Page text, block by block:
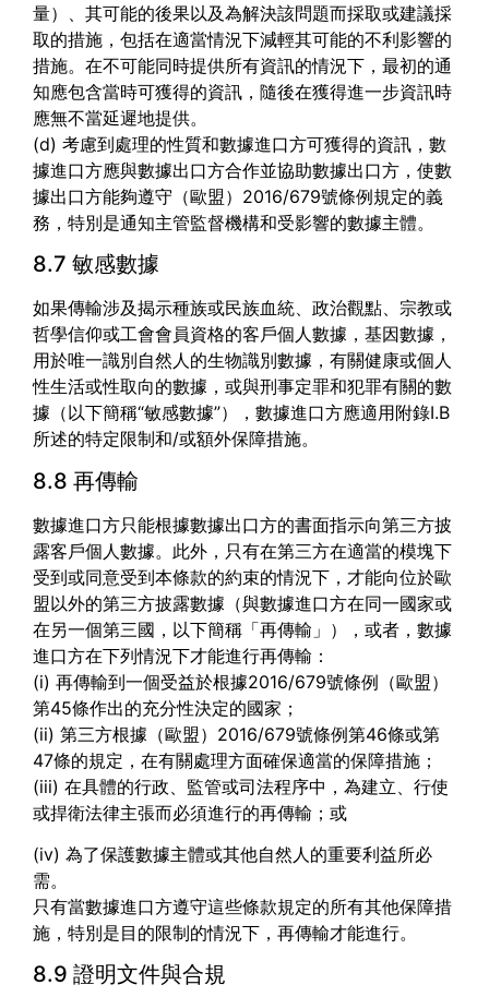
量）、其可能的後果以及為解決該問題而採取或建議採
取的措施，包括在適當情況下減輕其可能的不利影響的
措施。在不可能同時提供所有資訊的情況下，最初的通
知應包含當時可獲得的資訊，隨後在獲得進一步資訊時
應無不當延遲地提供。
(d) 考慮到處理的性質和數據進口方可獲得的資訊，數
據進口方應與數據出口方合作並協助數據出口方，使數
據出口方能夠遵守（歐盟）2016/679號條例規定的義
務，特別是通知主管監督機構和受影響的數據主體。
8.7 敏感數據
如果傳輸涉及揭示種族或民族血統、政治觀點、宗教或
哲學信仰或工會會員資格的客戶個人數據，基因數據，
用於唯一識別自然人的生物識別數據，有關健康或個人
性生活或性取向的數據，或與刑事定罪和犯罪有關的數
據（以下簡稱“敏感數據”），數據進口方應適用附錄I.B
所述的特定限制和/或額外保障措施。
8.8 再傳輸
數據進口方只能根據數據出口方的書面指示向第三方披
露客戶個人數據。此外，只有在第三方在適當的模塊下
受到或同意受到本條款的約束的情況下，才能向位於歐
盟以外的第三方披露數據（與數據進口方在同一國家或
在另一個第三國，以下簡稱「再傳輸」），或者，數據
進口方在下列情況下才能進行再傳輸：
(i) 再傳輸到一個受益於根據2016/679號條例（歐盟）
第45條作出的充分性決定的國家；
(ii) 第三方根據（歐盟）2016/679號條例第46條或第
47條的規定，在有關處理方面確保適當的保障措施；
(iii) 在具體的行政、監管或司法程序中，為建立、行使
或捍衛法律主張而必須進行的再傳輸；或
(iv) 為了保護數據主體或其他自然人的重要利益所必
需。
只有當數據進口方遵守這些條款規定的所有其他保障措
施，特別是目的限制的情況下，再傳輸才能進行。
8.9 證明文件與合規